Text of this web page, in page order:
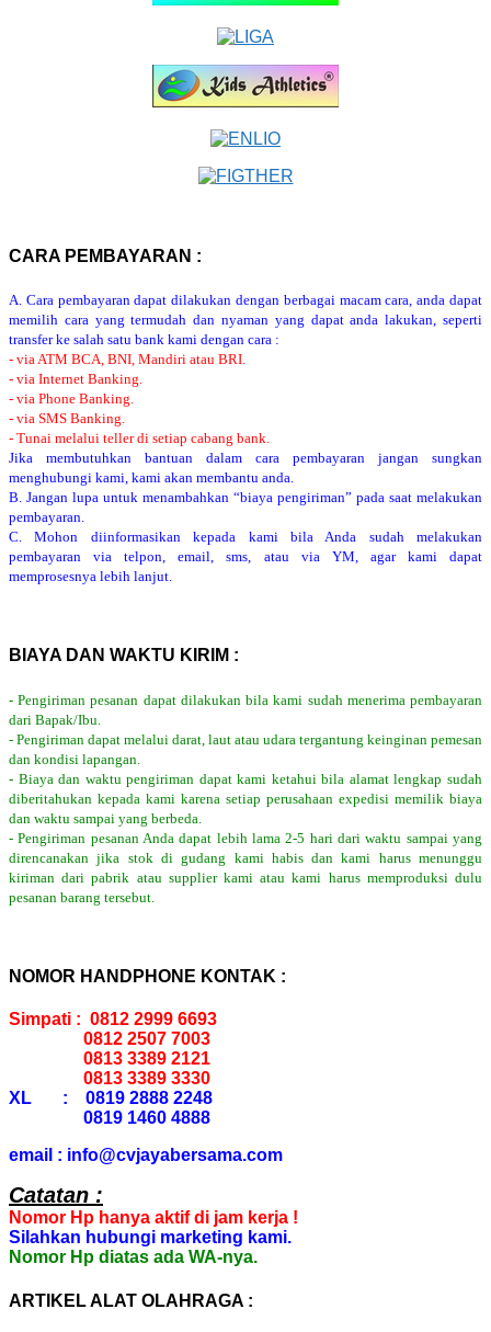
CARA PEMBAYARAN :
A. Cara pembayaran dapat dilakukan dengan berbagai macam cara, anda dapat
memilih cara yang termudah dan nyaman yang dapat anda lakukan, seperti
transfer ke salah satu bank kami dengan cara :
- via ATM BCA, BNI, Mandiri atau BRI.
- via Internet Banking.
- via Phone Banking.
- via SMS Banking.
- Tunai melalui teller di setiap cabang bank.
Jika membutuhkan bantuan dalam cara pembayaran jangan sungkan
menghubungi kami, kami akan membantu anda.
B. Jangan lupa untuk menambahkan “biaya pengiriman” pada saat melakukan
pembayaran.
C. Mohon diinformasikan kepada kami bila Anda sudah melakukan
pembayaran via telpon, email, sms, atau via YM, agar kami dapat
memprosesnya lebih lanjut.
BIAYA DAN WAKTU KIRIM :
- Pengiriman pesanan dapat dilakukan bila kami sudah menerima pembayaran
dari Bapak/Ibu.
- Pengiriman dapat melalui darat, laut atau udara tergantung keinginan pemesan
dan kondisi lapangan.
- Biaya dan waktu pengiriman dapat kami ketahui bila alamat lengkap sudah
diberitahukan kepada kami karena setiap perusahaan expedisi memilik biaya
dan waktu sampai yang berbeda.
- Pengiriman pesanan Anda dapat lebih lama 2-5 hari dari waktu sampai yang
direncanakan jika stok di gudang kami habis dan kami harus menunggu
kiriman dari pabrik atau supplier kami atau kami harus memproduksi dulu
pesanan barang tersebut.
NOMOR HANDPHONE KONTAK :
Simpati : 0812 2999 6693
0812 2507 7003
0813 3389 2121
0813 3389 3330
XL : 0819 2888 2248
0819 1460 4888
email : info@cvjayabersama.com
Catatan :
Nomor Hp hanya aktif di jam kerja !
Silahkan hubungi marketing kami.
Nomor Hp diatas ada WA-nya.
ARTIKEL ALAT OLAHRAGA :